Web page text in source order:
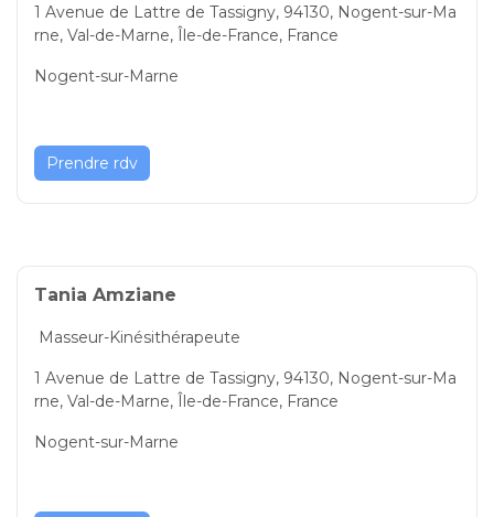
1 Avenue de Lattre de Tassigny, 94130, Nogent-sur-Ma
rne, Val-de-Marne, Île-de-France, France
Nogent-sur-Marne
Prendre rdv
Tania Amziane
Masseur-Kinésithérapeute
1 Avenue de Lattre de Tassigny, 94130, Nogent-sur-Ma
rne, Val-de-Marne, Île-de-France, France
Nogent-sur-Marne